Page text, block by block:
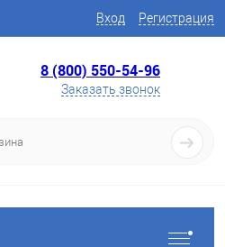
Вход Регистрация
8 (800) 550-54-96
Заказать звонок